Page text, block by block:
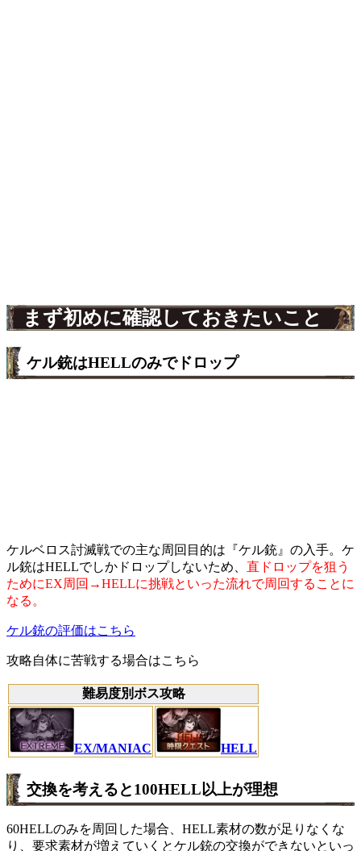
まず初めに確認しておきたいこと
ケル銃はHELLのみでドロップ
ケルベロス討滅戦での主な周回目的は『ケル銃』の入手。ケ
ル銃はHELLでしかドロップしないため、 直ドロップを狙う
ためにEX周回→HELLに挑戦といった流れで周回することに
なる。
ケル銃の評価はこちら
攻略自体に苦戦する場合はこちら
難易度別ボス攻略
EX/MANIAC HELL
交換を考えると100HELL以上が理想
60HELLのみを周回した場合、HELL素材の数が足りなくな
り、要求素材が増えていくとケル銃の交換ができないといっ